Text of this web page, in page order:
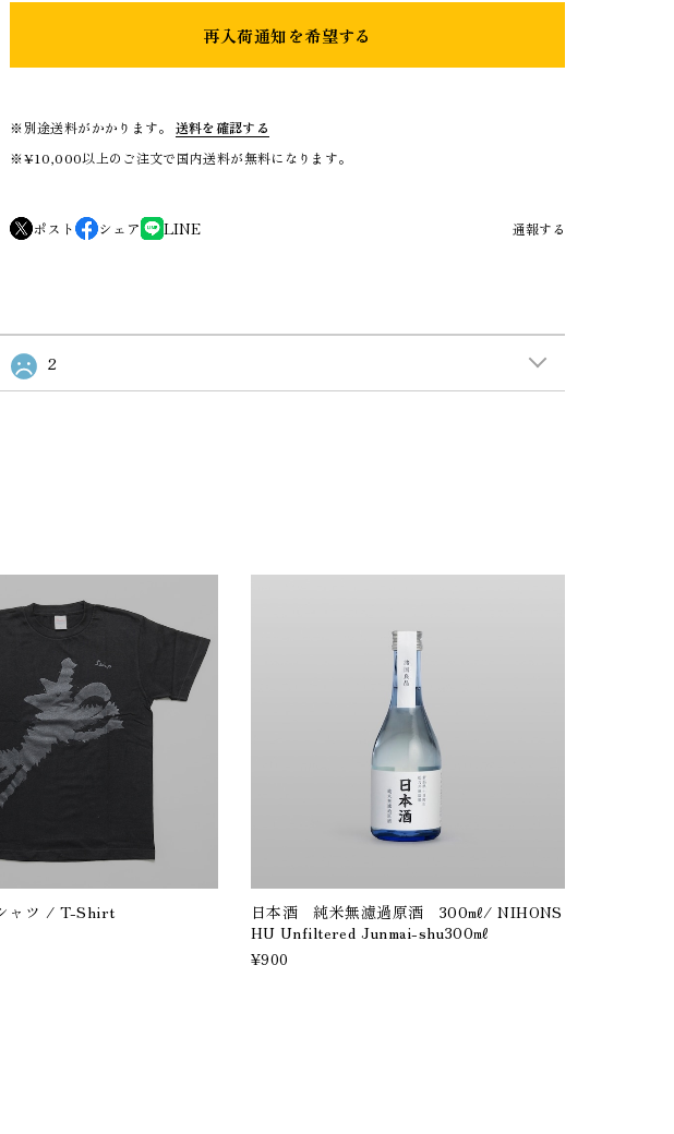
再入荷通知を希望する
※別途送料がかかります。
送料を確認する
※¥10,000以上のご注文で国内送料が無料になります。
ポスト シェア LINE 通報する
2
ャツ / T-Shirt
日本酒 純米無濾過原酒 300㎖/ NIHONS
HU Unfiltered Junmai-shu300㎖
¥900